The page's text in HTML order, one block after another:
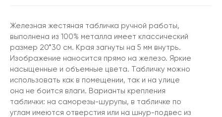
Железная жестяная табличка ручной работы,
выполнена из 100% металла имеет классический
размер 20*30 см. Края загнуты на 5 мм внутрь.
Изображение наносится прямо на железо. Яркие
насыщенные и объемные цвета. Табличку можно
использовать как в помещении, так и на улице
она не боится влаги. Варианты крепления
таблички: на саморезы-шурупы, в табличке по
углам имеются отверстия или на шнур-подвес из